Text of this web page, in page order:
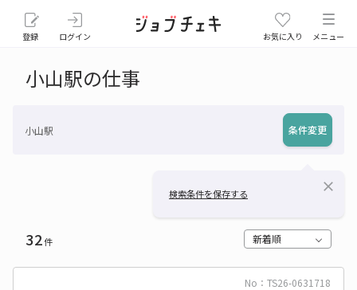
登録 ログイン お気に入り メニュー
小山駅の仕事
小山駅 条件変更
検索条件を保存する close
32件 新着順
No：TS26-0631718